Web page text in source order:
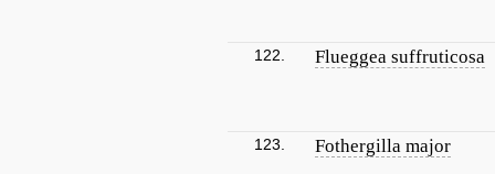
122. Flueggea suffruticosa
123. Fothergilla major